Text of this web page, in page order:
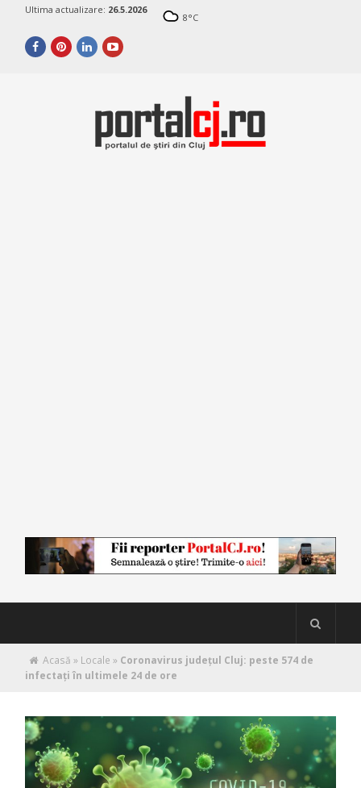
Ultima actualizare: 26.5.2026
8°C
Acasă » Locale » Coronavirus județul Cluj: peste 574 de
infectați în ultimele 24 de ore